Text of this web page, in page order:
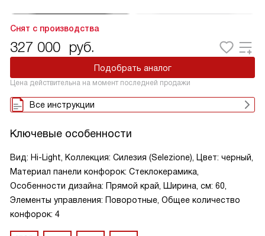
Снят с производства
327 000 руб.
Подобрать аналог
Цена действительна на момент последней продажи
Все инструкции
Ключевые особенности
Вид: Hi-Light, Коллекция: Силезия (Selezione), Цвет: черный,
Материал панели конфорок: Стеклокерамика,
Особенности дизайна: Прямой край, Ширина, см: 60,
Элементы управления: Поворотные, Общее количество
конфорок: 4